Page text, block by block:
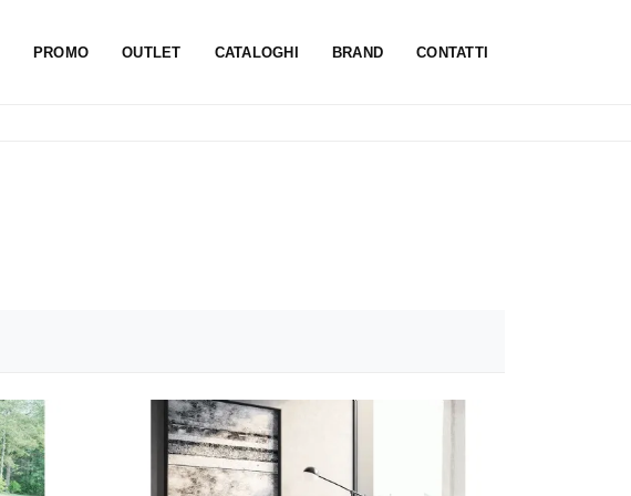
PROMO OUTLET CATALOGHI BRAND CONTATTI